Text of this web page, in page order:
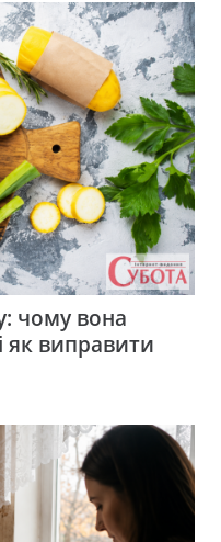
чому вона
як виправити